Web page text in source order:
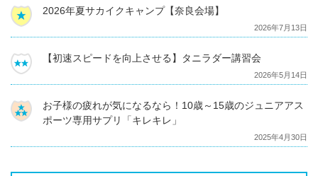
2026年夏サカイクキャンプ【奈良会場】
2026年7月13日
【初速スピードを向上させる】タニラダー講習会
2026年5月14日
お子様の疲れが気になるなら！10歳～15歳のジュニアアス
ポーツ専用サプリ「キレキレ」
2025年4月30日